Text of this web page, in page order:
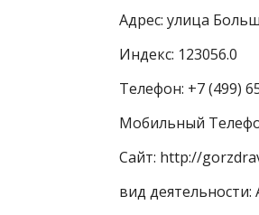
Адрес: улица
Индекс: 123056.0
Телефон: +7 (499)
Мобильный
Сайт: http://
вид